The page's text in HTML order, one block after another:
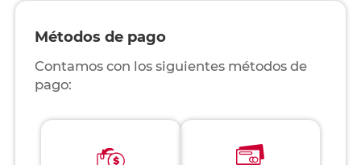
Métodos de pago
Contamos con los siguientes métodos de
pago: